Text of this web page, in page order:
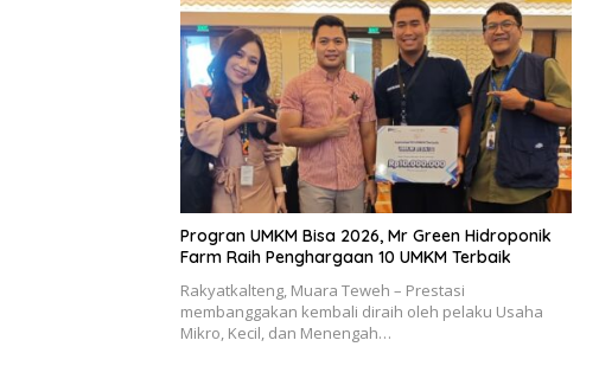
Progran UMKM Bisa 2026, Mr Green Hidroponik
Farm Raih Penghargaan 10 UMKM Terbaik
Rakyatkalteng, Muara Teweh – Prestasi
membanggakan kembali diraih oleh pelaku Usaha
Mikro, Kecil, dan Menengah…